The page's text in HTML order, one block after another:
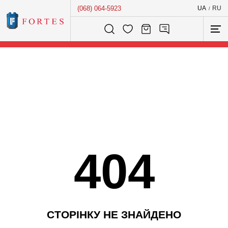
(068) 064-5923 UA / RU
Розумний пошук...
404
СТОРІНКУ НЕ ЗНАЙДЕНО